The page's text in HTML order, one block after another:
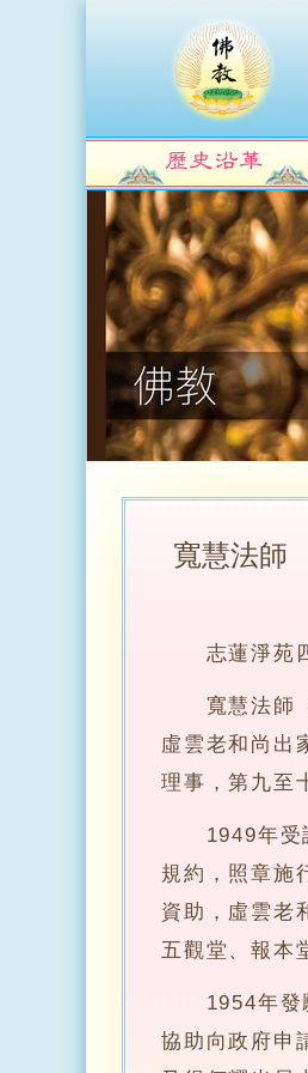
寬慧法師
志蓮淨苑四
寬慧法師（
虛雲老和尚出
理事，第九至
1949年受請
規約，照章施
資助，虛雲老
五觀堂、報本
1954年發願
協助向政府申